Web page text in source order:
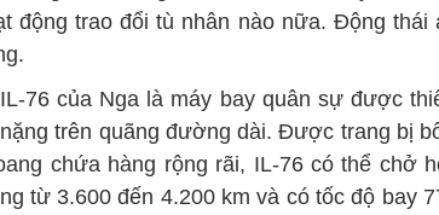
động trao đổi tù nhân nào nữa. Động thái
76 của Nga là máy bay quân sự được
trên quãng đường dài. Được trang bị
chứa hàng rộng rãi, IL-76 có thể chở
từ 3.600 đến 4.200 km và có tốc độ bay